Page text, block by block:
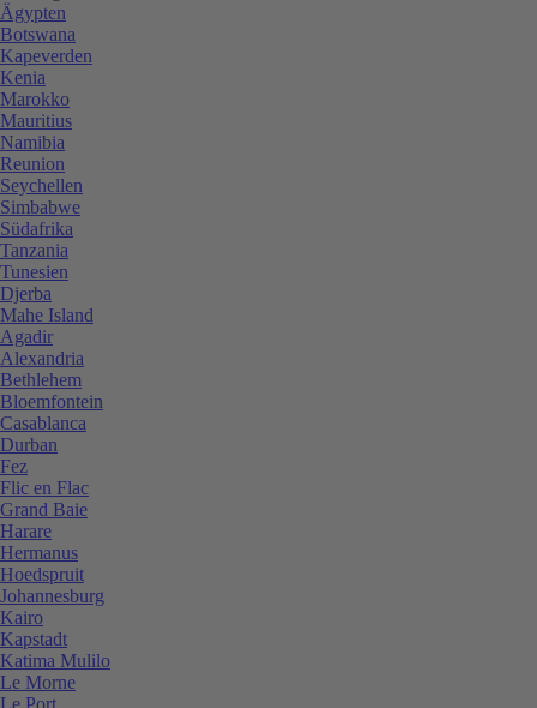
Ägypten
Botswana
Kapeverden
Kenia
Marokko
Mauritius
Namibia
Reunion
Seychellen
Simbabwe
Südafrika
Tanzania
Tunesien
Djerba
Mahe Island
Agadir
Alexandria
Bethlehem
Bloemfontein
Casablanca
Durban
Fez
Flic en Flac
Grand Baie
Harare
Hermanus
Hoedspruit
Johannesburg
Kairo
Kapstadt
Katima Mulilo
Le Morne
Le Port